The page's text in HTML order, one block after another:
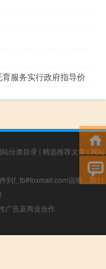
服务实行政府指导价
站分类目录 | 精选推荐文章 | 网站
到f_fb#foxmail.com说明，我们
广告及商业合作